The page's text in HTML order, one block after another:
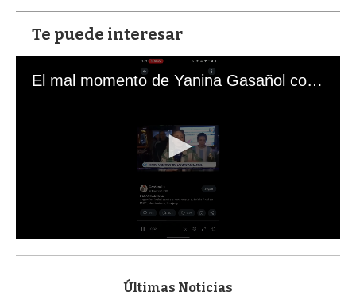
Te puede interesar
El mal momento de Yanina Gasañol con un hincha argentino en "Subrayado"
s
Últimas Noticias